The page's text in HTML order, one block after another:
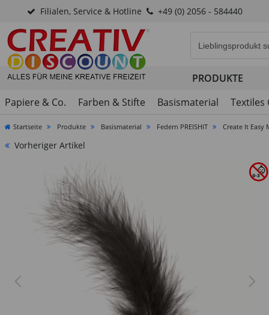
Filialen, Service & Hotline +49 (0) 2056 - 584440
PRODUKTE
Papiere & Co.
Farben & Stifte Basismaterial Textiles
Startseite Produkte Basismaterial Federn PREISHIT Create It Easy
Vorheriger Artikel